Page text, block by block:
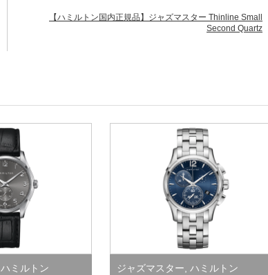
【ハミルトン国内正規品】ジャズマスター Thinline Small
Second Quartz
ハミルトン ジャズマスター, ハミルトン